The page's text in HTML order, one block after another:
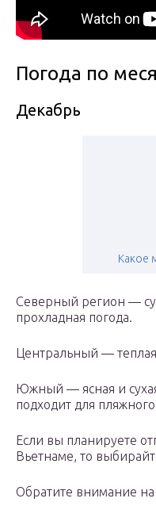
Погода по
Декабрь
Какое
Северный регион —
прохладная погода.
Центральный — теплая
Южный — ясная и
подходит для
Если вы планируете
Вьетнаме, то
Обратите внимание